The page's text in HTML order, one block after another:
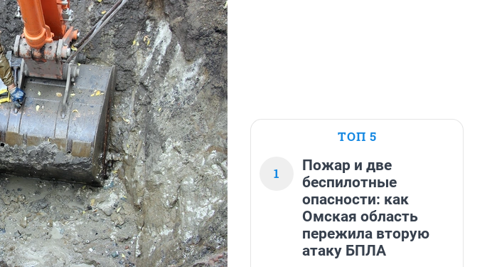
ТОП 5
1
Пожар и две
беспилотные
опасности: как
Омская область
пережила вторую
атаку БПЛА